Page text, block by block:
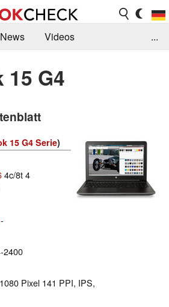
News
Videos
Suche
...
15 G4
15 G4 Serie)
4c/8t 4
-
2400
Pixel 141 PPI, IPS,